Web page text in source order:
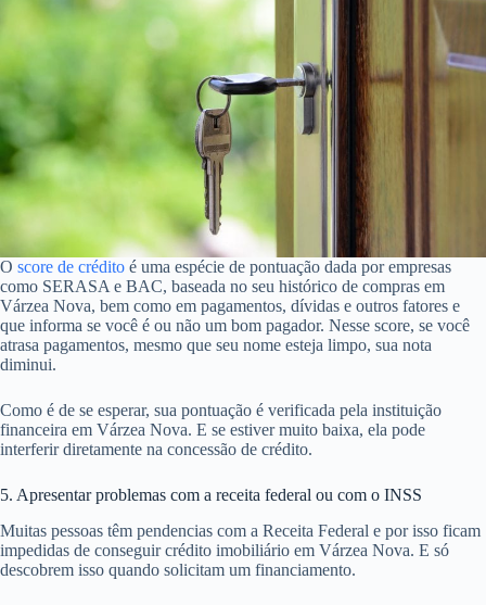
O score de crédito é uma espécie de pontuação dada por empresas
como SERASA e BAC, baseada no seu histórico de compras em
Várzea Nova, bem como em pagamentos, dívidas e outros fatores e
que informa se você é ou não um bom pagador. Nesse score, se você
atrasa pagamentos, mesmo que seu nome esteja limpo, sua nota
diminui.
Como é de se esperar, sua pontuação é verificada pela instituição
financeira em Várzea Nova. E se estiver muito baixa, ela pode
interferir diretamente na concessão de crédito.
5. Apresentar problemas com a receita federal ou com o INSS
Muitas pessoas têm pendencias com a Receita Federal e por isso ficam
impedidas de conseguir crédito imobiliário em Várzea Nova. E só
descobrem isso quando solicitam um financiamento.